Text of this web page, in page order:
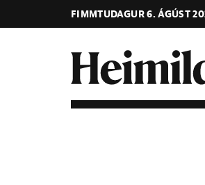
FIMMTUDAGUR 6. ÁGÚST